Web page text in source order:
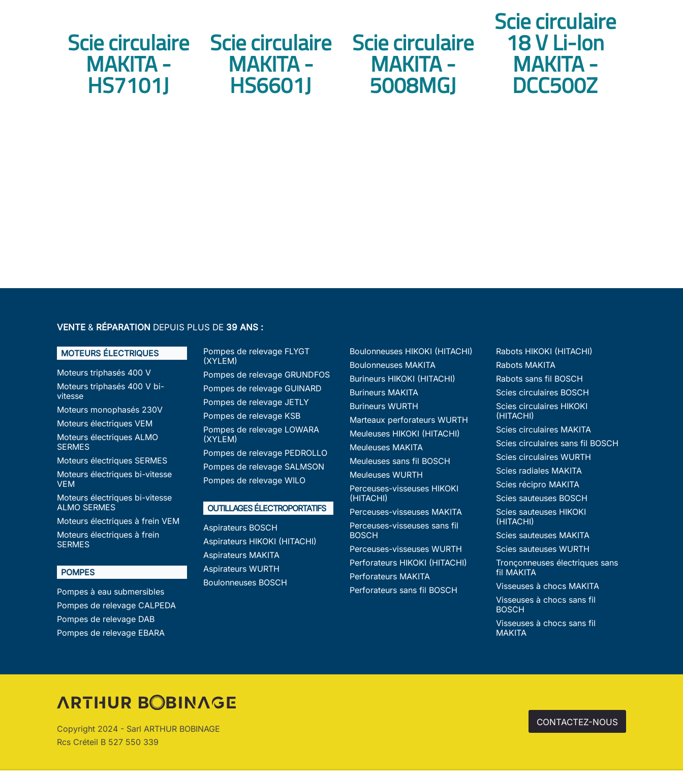
Scie circulaire
MAKITA -
HS7101J
Scie circulaire
MAKITA -
HS6601J
Scie circulaire
MAKITA -
5008MGJ
Scie circulaire
18 V Li-Ion
MAKITA -
DCC500Z
VENTE & RÉPARATION DEPUIS PLUS DE 39 ANS :
MOTEURS ÉLECTRIQUES
Moteurs triphasés 400 V
Moteurs triphasés 400 V bi-
vitesse
Moteurs monophasés 230V
Moteurs électriques VEM
Moteurs électriques ALMO
SERMES
Moteurs électriques SERMES
Moteurs électriques bi-vitesse
VEM
Moteurs électriques bi-vitesse
ALMO SERMES
Moteurs électriques à frein VEM
Moteurs électriques à frein
SERMES
POMPES
Pompes à eau submersibles
Pompes de relevage CALPEDA
Pompes de relevage DAB
Pompes de relevage EBARA
Pompes de relevage FLYGT
(XYLEM)
Pompes de relevage GRUNDFOS
Pompes de relevage GUINARD
Pompes de relevage JETLY
Pompes de relevage KSB
Pompes de relevage LOWARA
(XYLEM)
Pompes de relevage PEDROLLO
Pompes de relevage SALMSON
Pompes de relevage WILO
OUTILLAGES ÉLECTROPORTATIFS
Aspirateurs BOSCH
Aspirateurs HIKOKI (HITACHI)
Aspirateurs MAKITA
Aspirateurs WURTH
Boulonneuses BOSCH
Boulonneuses HIKOKI (HITACHI)
Boulonneuses MAKITA
Burineurs HIKOKI (HITACHI)
Burineurs MAKITA
Burineurs WURTH
Marteaux perforateurs WURTH
Meuleuses HIKOKI (HITACHI)
Meuleuses MAKITA
Meuleuses sans fil BOSCH
Meuleuses WURTH
Perceuses-visseuses HIKOKI
(HITACHI)
Perceuses-visseuses MAKITA
Perceuses-visseuses sans fil
BOSCH
Perceuses-visseuses WURTH
Perforateurs HIKOKI (HITACHI)
Perforateurs MAKITA
Perforateurs sans fil BOSCH
Rabots HIKOKI (HITACHI)
Rabots MAKITA
Rabots sans fil BOSCH
Scies circulaires BOSCH
Scies circulaires HIKOKI
(HITACHI)
Scies circulaires MAKITA
Scies circulaires sans fil BOSCH
Scies circulaires WURTH
Scies radiales MAKITA
Scies récipro MAKITA
Scies sauteuses BOSCH
Scies sauteuses HIKOKI
(HITACHI)
Scies sauteuses MAKITA
Scies sauteuses WURTH
Tronçonneuses électriques sans
fil MAKITA
Visseuses à chocs MAKITA
Visseuses à chocs sans fil
BOSCH
Visseuses à chocs sans fil
MAKITA
Copyright 2024 - Sarl ARTHUR BOBINAGE
Rcs Créteil B 527 550 339
CONTACTEZ-NOUS